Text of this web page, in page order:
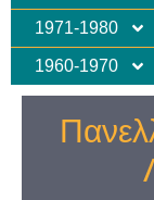
1971-1980
1960-1970